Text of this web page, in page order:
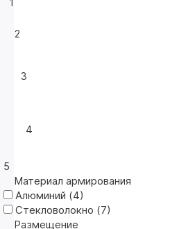
2
3
4
5
Материал армирования
Алюминий (4)
Стекловолокно (7)
Размещение